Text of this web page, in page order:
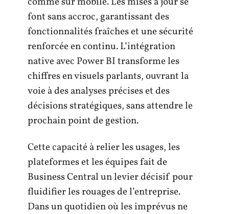
font sans accroc, garantissant des
fonctionnalités fraîches et une sécurité
renforcée en continu. L’intégration
native avec Power BI transforme les
chiffres en visuels parlants, ouvrant la
voie à des analyses précises et des
décisions stratégiques, sans attendre le
prochain point de gestion.
Cette capacité à relier les usages, les
plateformes et les équipes fait de
Business Central un levier décisif pour
fluidifier les rouages de l’entreprise.
Dans un quotidien où les imprévus ne